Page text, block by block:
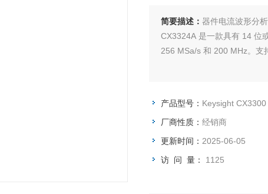
简要描述：
CX3324A 是一款具有 14 位
256 MSa/s 和 200 MHz。支
产品型号： Keysight CX3300
厂商性质： 经销商
更新时间： 2025-06-05
访 问 量： 1125